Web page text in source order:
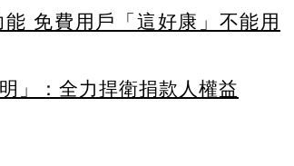
免費用戶「這好康」不能用
」：全力捍衛捐款人權益